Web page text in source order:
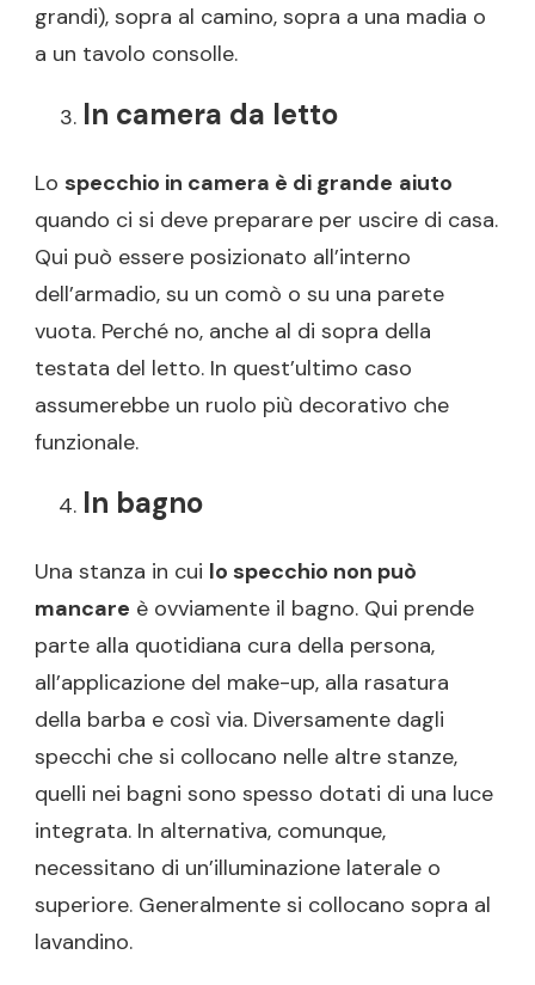
grandi), sopra al camino, sopra a una madia o
a un tavolo consolle.
In camera da letto
Lo specchio in camera è di grande aiuto
quando ci si deve preparare per uscire di casa.
Qui può essere posizionato all’interno
dell’armadio, su un comò o su una parete
vuota. Perché no, anche al di sopra della
testata del letto. In quest’ultimo caso
assumerebbe un ruolo più decorativo che
funzionale.
In bagno
Una stanza in cui lo specchio non può
mancare è ovviamente il bagno. Qui prende
parte alla quotidiana cura della persona,
all’applicazione del make-up, alla rasatura
della barba e così via. Diversamente dagli
specchi che si collocano nelle altre stanze,
quelli nei bagni sono spesso dotati di una luce
integrata. In alternativa, comunque,
necessitano di un’illuminazione laterale o
superiore. Generalmente si collocano sopra al
lavandino.